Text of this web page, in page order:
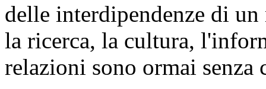
delle interdipendenze di
la ricerca, la cultura,
relazioni sono ormai senza